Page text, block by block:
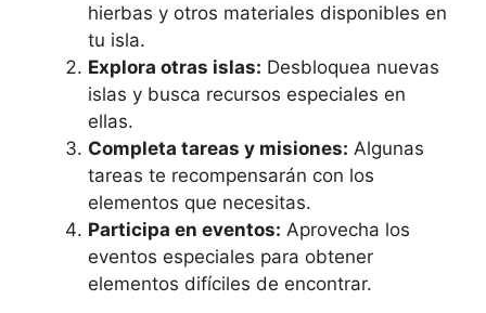
hierbas y otros materiales disponibles en
tu isla.
Explora otras islas: Desbloquea nuevas
islas y busca recursos especiales en
ellas.
Completa tareas y misiones: Algunas
tareas te recompensarán con los
elementos que necesitas.
Participa en eventos: Aprovecha los
eventos especiales para obtener
elementos difíciles de encontrar.